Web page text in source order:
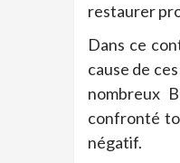
restaurer
Dans ce
cause de
nombreux
confronté
négatif.